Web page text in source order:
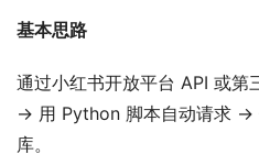
基本思路
通过小红书开放平台 API 或第
→ 用 Python 脚本自动请求 →
库。